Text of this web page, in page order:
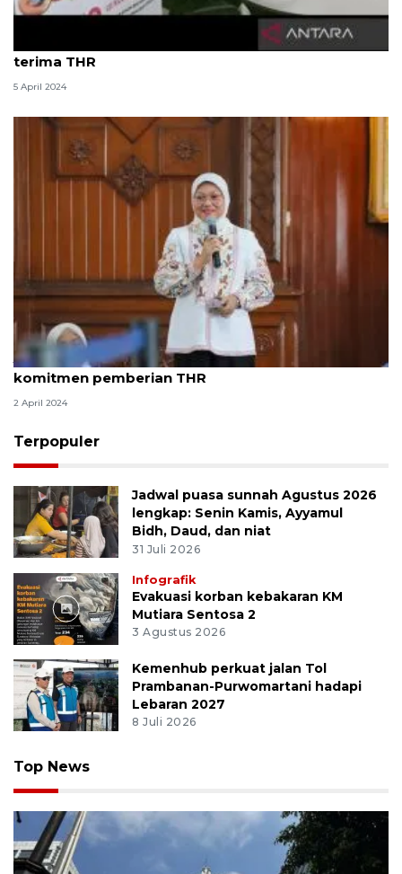
Anggota DPR ingatkan pekerja lapor jika tak
terima THR
5 April 2024
Jelang Lebaran, Menaker ingatkan perusahaan
komitmen pemberian THR
2 April 2024
Terpopuler
Jadwal puasa sunnah Agustus 2026
lengkap: Senin Kamis, Ayyamul
Bidh, Daud, dan niat
31 Juli 2026
Infografik
Evakuasi korban kebakaran KM
Mutiara Sentosa 2
3 Agustus 2026
Kemenhub perkuat jalan Tol
Prambanan-Purwomartani hadapi
Lebaran 2027
8 Juli 2026
Top News